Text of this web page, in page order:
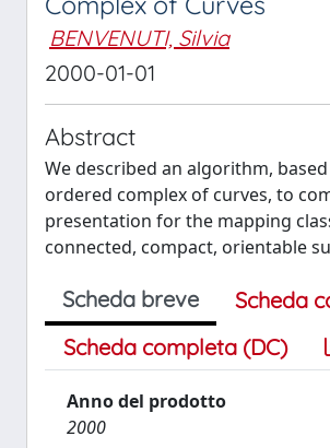
BENVENUTI, Silvia
2000-01-01
Abstract
We described an algorithm,
ordered complex of curves, to
presentation for the mapping
connected, compact, orientable
Scheda breve
Scheda
Scheda completa (DC)
Anno del prodotto
2000